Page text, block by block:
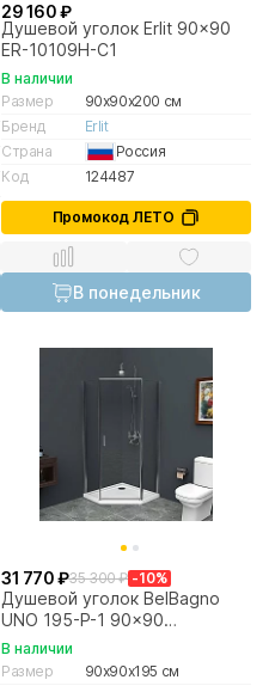
29 160 ₽
Душевой уголок Erlit 90x90
ER-10109H-C1
В наличии
Размер
90x90x200 см
Бренд
Erlit
Страна
Россия
Код
124487
Промокод ЛЕТО
В понедельник
31 770 ₽35 300 ₽ -10%
Душевой уголок BelBagno
UNO 195-P-1 90x90
прозрачный/хром
В наличии
Размер
90x90x195 см